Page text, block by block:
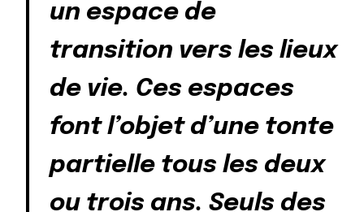
un espace de
transition vers les lieux
de vie. Ces espaces
font l’objet d’une tonte
partielle tous les deux
ou trois ans. Seuls des